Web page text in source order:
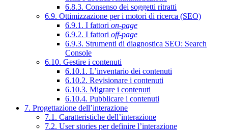
6.8.3. Consenso dei soggetti ritratti
6.9. Ottimizzazione per i motori di ricerca (SEO)
6.9.1. I fattori on-page
6.9.2. I fattori off-page
6.9.3. Strumenti di diagnostica SEO: Search
Console
6.10. Gestire i contenuti
6.10.1. L’inventario dei contenuti
6.10.2. Revisionare i contenuti
6.10.3. Migrare i contenuti
6.10.4. Pubblicare i contenuti
7. Progettazione dell’interazione
7.1. Caratteristiche dell’interazione
7.2. User stories per definire l’interazione